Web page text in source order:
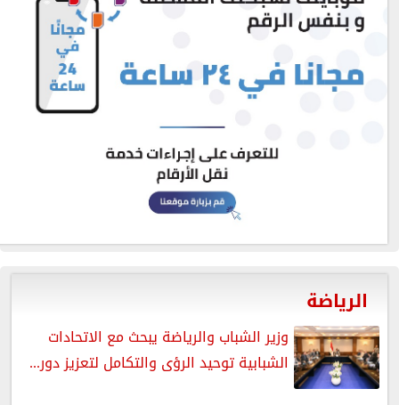
الرياضة
وزير الشباب والرياضة يبحث مع الاتحادات
الشبابية توحيد الرؤى والتكامل لتعزيز دور...